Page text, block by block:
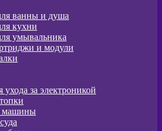
ванны и душа
кухни
умывальника
и модули
ухода за электроникой
машины